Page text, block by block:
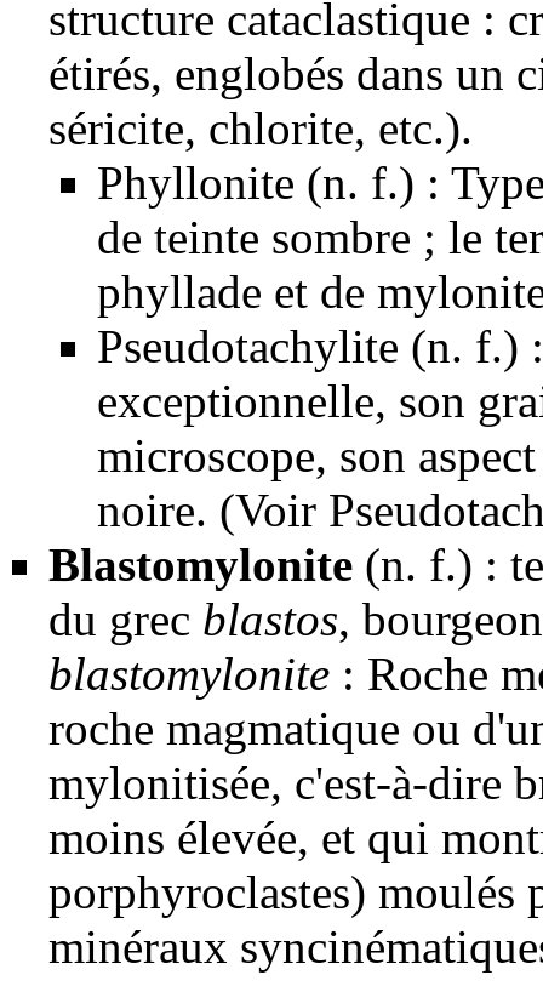
structure cataclastique :
étirés, englobés dans un
séricite, chlorite, etc.).
Phyllonite (n. f.) :
de teinte sombre ; le
phyllade et de
Pseudotachylite (n. f.)
exceptionnelle, son
microscope, son
noire. (Voir
Blastomylonite (n. f.) :
du grec blastos,
blastomylonite : Roche
roche magmatique ou
mylonitisée, c'est-à-dire
moins élevée, et qui
porphyroclastes) moulés
minéraux